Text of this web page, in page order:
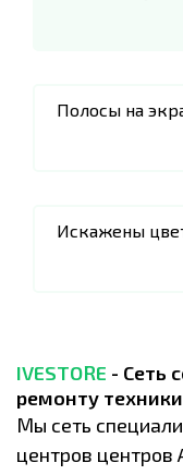
Полосы на
Искажены
IVESTORE - Сеть
ремонту
Мы сеть
центров центров